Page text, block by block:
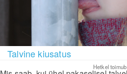
Talvine kiusatus
Hetkel toimub